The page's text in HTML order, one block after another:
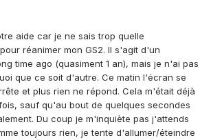
aide car je ne sais trop quelle
réanimer mon GS2. Il s'agit d'un
time ago (quasiment 1 an), mais je n'ai pas
que ce soit d'autre. Ce matin l'écran se
et plus rien ne répond. Cela m'était déjà
sauf qu'au bout de quelques secondes
Du coup je m'inquiète pas j'attends
toujours rien, je tente d'allumer/éteindre